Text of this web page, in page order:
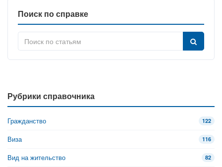
Поиск по справке
Рубрики справочника
Гражданство 122
Виза 116
Вид на жительство 82